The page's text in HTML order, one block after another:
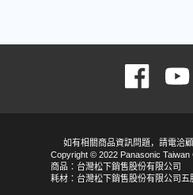
如有相關商品資訊問題，請電洽
Copyright © 2022 Panasonic Taiwan
商品：台灣松下銷售股份有限公司
耗材：台灣松下銷售股份有限公司五